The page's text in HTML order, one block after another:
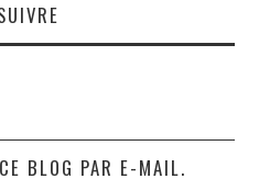
BLOG PAR E-MAIL.